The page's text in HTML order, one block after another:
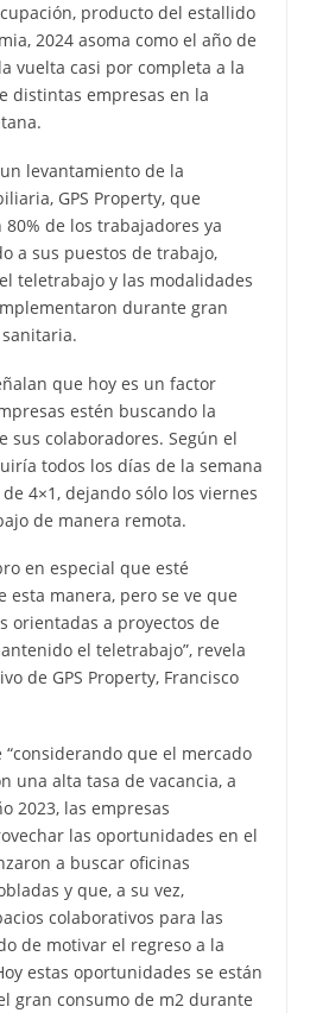
producto del estallido
2024 asoma como el año de
vuelta casi por completa a la
distintas empresas en la
levantamiento de la
GPS Property, que
de los trabajadores ya
a sus puestos de trabajo,
teletrabajo y las modalidades
durante gran
que hoy es un factor
estén buscando la
sus colaboradores. Según el
todos los días de la semana
4×1, dejando sólo los viernes
de manera remota.
en especial que esté
esta manera, pero se ve que
orientadas a proyectos de
el teletrabajo”, revela
de GPS Property, Francisco
“considerando que el mercado
una alta tasa de vacancia, a
2023, las empresas
las oportunidades en el
a buscar oficinas
y que, a su vez,
colaborativos para las
de motivar el regreso a la
estas oportunidades se están
gran consumo de m2 durante